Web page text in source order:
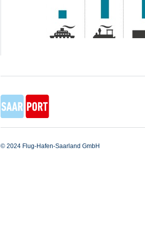
© 2024 Flug-Hafen-Saarland GmbH